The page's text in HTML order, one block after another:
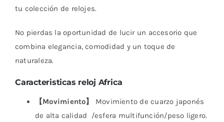
tu colección de relojes.
No pierdas la oportunidad de lucir un accesorio que
combina elegancia, comodidad y un toque de
naturaleza.
Caracteristicas reloj Africa
【Movimiento】
Movimiento de cuarzo japonés
de alta calidad /esfera multifunción/peso ligero.